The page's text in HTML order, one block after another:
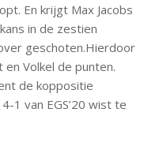
En krijgt Max Jacobs
in de zestien
geschoten.Hierdoor
Volkel de punten.
de koppositie
1 van EGS’20 wist te